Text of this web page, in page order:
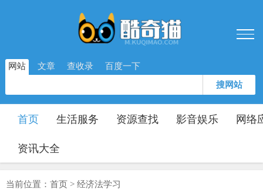
网站 文章 查收录 百度一下
搜网站
首页 生活服务 资源查找 影音娱乐 网络
资讯大全
当前位置： 首页 > 经济法学习